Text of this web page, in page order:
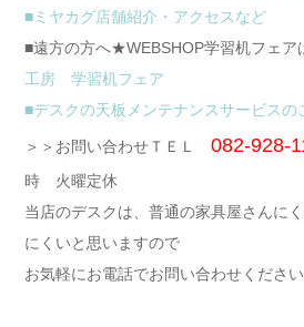
■ミヤカグ店舗紹介・アクセスなど
■遠方の方へ★WEBSHOP学習机フェア
工房 学習机フェア
■デスクの天板メンテナンスサービスの
＞＞お問い合わせＴＥＬ 082-928-
時 火曜定休
当店のデスクは、普通の家具屋さんに
にくいと思いますので
お気軽にお電話でお問い合わせください